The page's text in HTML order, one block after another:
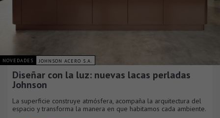
NOVEDADES JOHNSON ACERO S.A.
Diseñar con la luz: nuevas lacas perladas
Johnson
La superficie construye atmósfera, acompaña la arquitectura del
espacio y transforma la manera en que habitamos cada ambiente.